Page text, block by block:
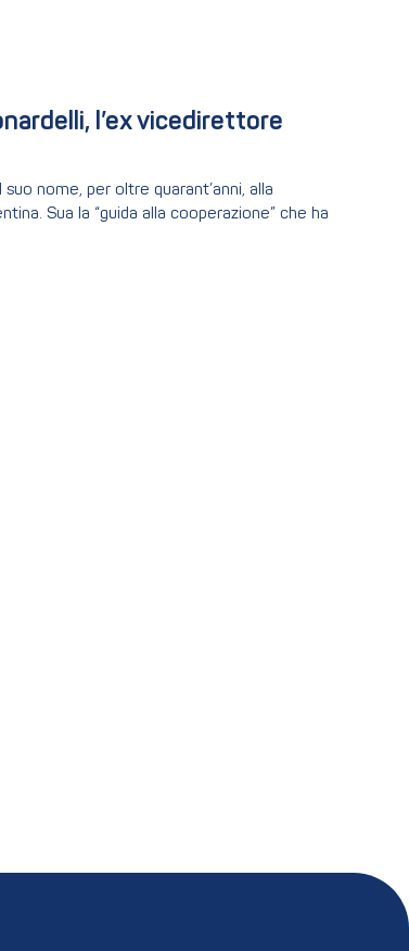
l’ex vicedirettore
nome, per oltre quarant’anni, alla
Sua la “guida alla cooperazione” che ha